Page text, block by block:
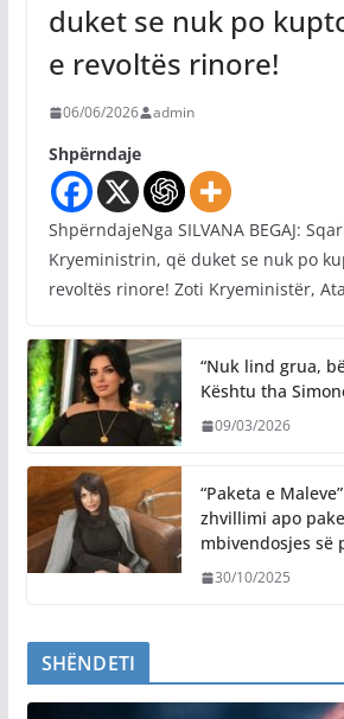
duket se nuk po
e revoltës rinore!
06/06/2026 admin
Shpërndaje
ShpërndajeNga SILVANA BEGAJ:
Kryeministrin, që duket se nuk po
revoltës rinore! Zoti Kryeministër,
“Nuk lind grua,
Kështu tha
09/03/2026
“Paketa e
zhvillimi apo
mbivendosjes së
30/10/2025
SHËNDETI